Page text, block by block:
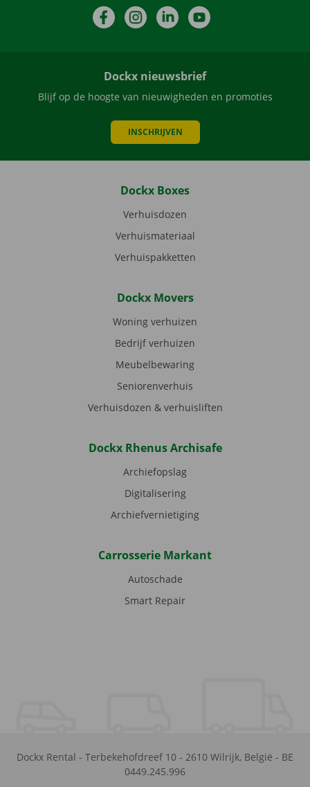
FacebookInstagramLinkedIn
Dockx nieuwsbrief
Blijf op de hoogte van nieuwigheden en promoties
INSCHRIJVEN
Dockx Boxes
Verhuisdozen
Verhuismateriaal
Verhuispakketten
Dockx Movers
Woning verhuizen
Bedrijf verhuizen
Meubelbewaring
Seniorenverhuis
Verhuisdozen & verhuisliften
Dockx Rhenus Archisafe
Archiefopslag
Digitalisering
Archiefvernietiging
Carrosserie Markant
Autoschade
Smart Repair
Dockx Rental - Terbekehofdreef 10 - 2610 Wilrijk, België - BE
0449.245.996